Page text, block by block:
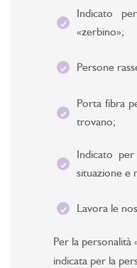
Indicato
«zerbino»;
Persone
Porta fibra
trovano;
Indicato
situazione e
Lavora le
Per la personalità
indicata per la